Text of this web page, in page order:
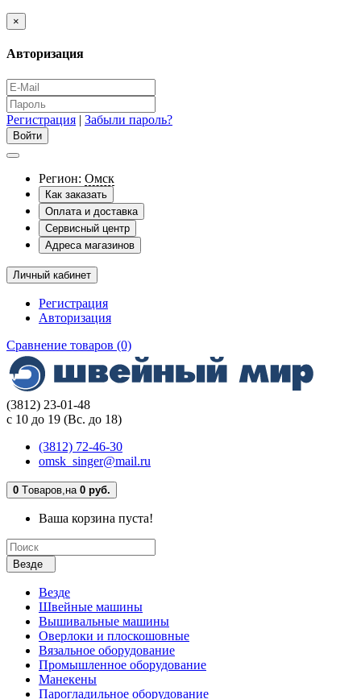
×
Авторизация
Регистрация | Забыли пароль?
Регион: Омск
Как заказать
Оплата и доставка
Сервисный центр
Адреса магазинов
Личный кабинет
Регистрация
Авторизация
Сравнение товаров (0)
(3812) 23-01-48
с 10 до 19 (Вс. до 18)
(3812) 72-46-30
omsk_singer@mail.ru
0 Tоваров,на 0 руб.
Ваша корзина пуста!
Везде
Везде
Швейные машины
Вышивальные машины
Оверлоки и плоскошовные
Вязальное оборудование
Промышленное оборудование
Манекены
Парогладильное оборудование